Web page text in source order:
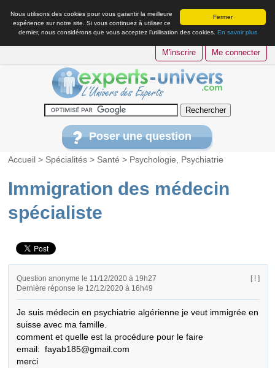
Fermer
Nous utilisons des cookies pour vous garantir la meilleure
expérience sur notre site. Si vous continuez à utiliser ce
dernier, nous considérons que vous acceptez l’utilisation des cookies. En savoir plus
M'inscrire Me connecter
Poser une question
Accueil > Spécialités > Santé > Psychologie, Psychiatrie
Immigration des médecin
spécialiste
Question anonyme le 11/12/2020 à 19h27
Dernière réponse le 12/12/2020 à 16h49
[ ! ]
Je suis médecin en psychiatrie algérienne je veut immigrée en
suisse avec ma famille.
comment et quelle est la procédure pour le faire
email:  fayab185@gmail.com
merci